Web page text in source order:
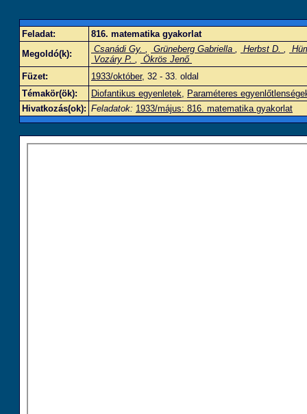
Feladat:
816. matematika gyakorlat
Megoldó(k):
Csanádi Gy. , Grüneberg Gabriella , Herbst D. ,
Vozáry P. ,
Ökrös Jenő
Füzet:
1933/október, 32 - 33. oldal
Témakör(ök):
Diofantikus egyenletek, Paraméteres
Hivatkozás(ok): Feladatok: 1933/május: 816. matematika gyakorlat